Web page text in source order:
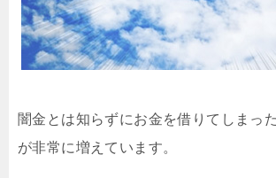
闇金とは知らずにお金を借りてしまっ
が非常に増えています。